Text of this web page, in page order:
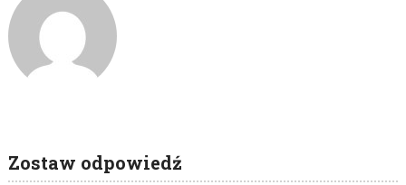
Zostaw odpowiedź